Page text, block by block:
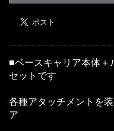
お買い物を続
■ベースキャリア本体
セットです
各種アタッチメントを
ア